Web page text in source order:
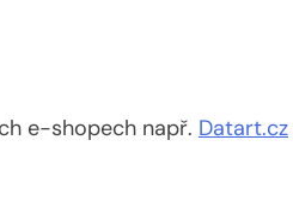
e-shopech např. Datart.cz